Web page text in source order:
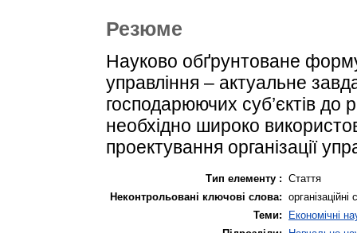
Резюме
Науково обґрунтоване
управління – актуальне
господарюючих суб’єктів до
необхідно широко
проектування організації
Тип елементу : Стаття
Неконтрольовані ключові слова:
Теми:
Економічні